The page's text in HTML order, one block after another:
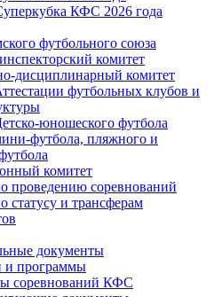
КФС 2026 года
футбольного союза
комитет
дисциплинарный комитет
футбольных клубов и
юношеского футбола
футбола, пляжного и
комитет
проведению соревнований
статусу и трансферам
документы
и программы
соревнований КФС